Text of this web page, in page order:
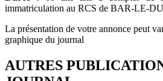
immatriculation au RCS de BAR-LE-
La présentation de votre annonce peut
graphique du journal
AUTRES